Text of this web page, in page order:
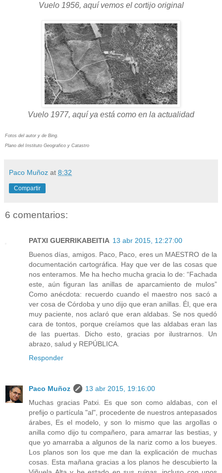
Vuelo 1956, aquí vemos el cortijo original
Vuelo 1977, aquí ya está como en la actualidad
Fotos del autor y de Bing.
Plano del Instituto Geografico y Catastro
Paco Muñoz at 8:32
Compartir
6 comentarios:
PATXI GUERRIKABEITIA 13 abr 2015, 12:27:00
Buenos días, amigos. Paco, Paco, eres un MAESTRO de la
documentación cartográfica. Hay que ver de las cosas que
nos enteramos. Me ha hecho mucha gracia lo de: “Fachada
este, aún figuran las anillas de aparcamiento de mulos”
Como anécdota: recuerdo cuando el maestro nos sacó a
ver cosa de Córdoba y uno dijo que eran anillas. Él, que era
muy paciente, nos aclaró que eran aldabas. Se nos quedó
cara de tontos, porque creíamos que las aldabas eran las
de las puertas. Dicho esto, gracias por ilustrarnos. Un
abrazo, salud y REPÚBLICA.
Responder
Paco Muñoz
13 abr 2015, 19:16:00
Muchas gracias Patxi. Es que son como aldabas, con el
prefijo o partícula "al", procedente de nuestros antepasados
árabes, Es el modelo, y son lo mismo que las argollas o
anilla como dijo tu compañero, para amarrar las bestias, y
que yo amarraba a algunos de la nariz como a los bueyes.
Los planos son los que me dan la explicación de muchas
cosas. Esta mañana gracias a los planos he descubierto la